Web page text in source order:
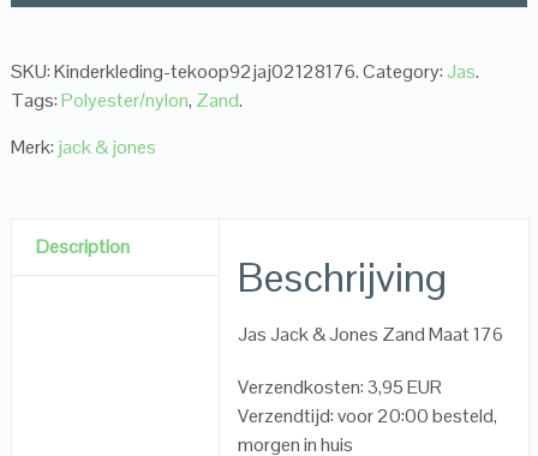
SKU:Kinderkleding-tekoop92jaj02128176.Category: Jas.
Tags:Polyester/nylon, Zand.
Merk: jack & jones
Description
Beschrijving
Jas Jack & Jones Zand Maat 176
Verzendkosten: 3,95 EUR
Verzendtijd: voor 20:00 besteld,
morgen in huis